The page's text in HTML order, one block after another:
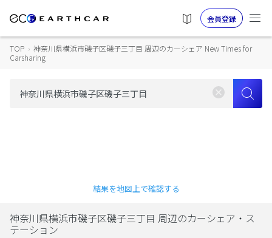
会員登録
TOP › 神奈川県横浜市磯子区磯子三丁目 周辺のカーシェア New Times for
Carsharing
結果を地図上で確認する
神奈川県横浜市磯子区磯子三丁目 周辺のカーシェア・ス
テーション